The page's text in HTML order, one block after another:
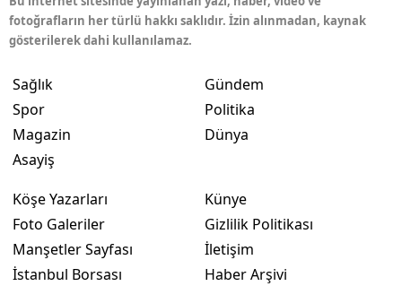
fotoğrafların her türlü hakkı saklıdır. İzin alınmadan, kaynak
gösterilerek dahi kullanılamaz.
Sağlık
Spor
Magazin
Asayiş
Gündem
Politika
Dünya
Köşe Yazarları
Foto Galeriler
Manşetler Sayfası
İstanbul Borsası
Künye
Gizlilik Politikası
İletişim
Haber Arşivi